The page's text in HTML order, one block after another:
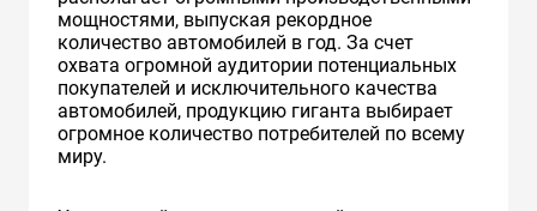
мощностями, выпуская рекордное
количество автомобилей в год. За счет
охвата огромной аудитории потенциальных
покупателей и исключительного качества
автомобилей, продукцию гиганта выбирает
огромное количество потребителей по всему
миру.